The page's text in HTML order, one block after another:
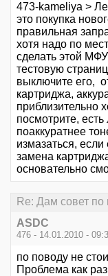
473-kameliya >
это покупка
правильная
хотя надо по
сделать этой
тестовую
выключите его,
картриджа,
приблизительно
посмотрите,
поаккуратнее
измазаться,
замена
основательно
Re: Дам совет
ASDC
476 - 14.01.2010 -
по поводу не
Проблема как